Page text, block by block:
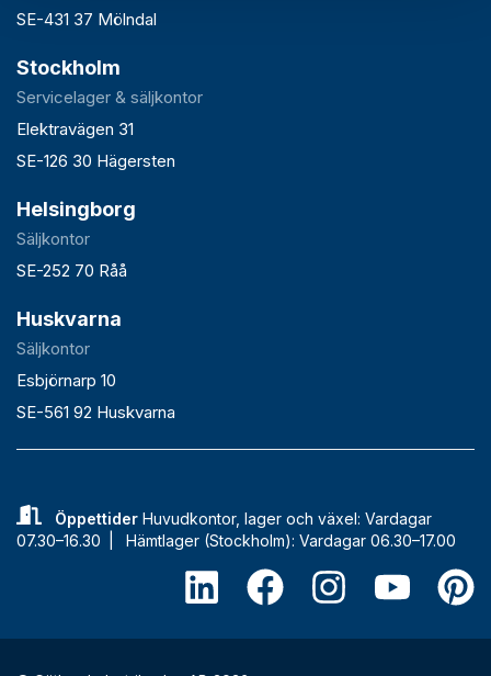
SE-431 37 Mölndal
Stockholm
Servicelager & säljkontor
Elektravägen 31
SE-126 30 Hägersten
Helsingborg
Säljkontor
SE-252 70 Råå
Huskvarna
Säljkontor
Esbjörnarp 10
SE-561 92 Huskvarna
ÖppettiderHuvudkontor, lager och växel: Vardagar
07.30–16.30 | Hämtlager (Stockholm): Vardagar 06.30–17.00